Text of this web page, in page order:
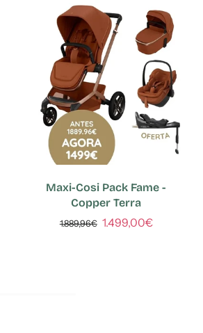
Maxi-Cosi Pack Fame -
Copper Terra
1.889,96€ 1.499,00€